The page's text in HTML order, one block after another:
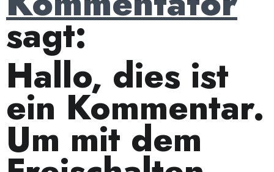
sagt:
Hallo, dies ist
ein Kommentar.
Um mit dem